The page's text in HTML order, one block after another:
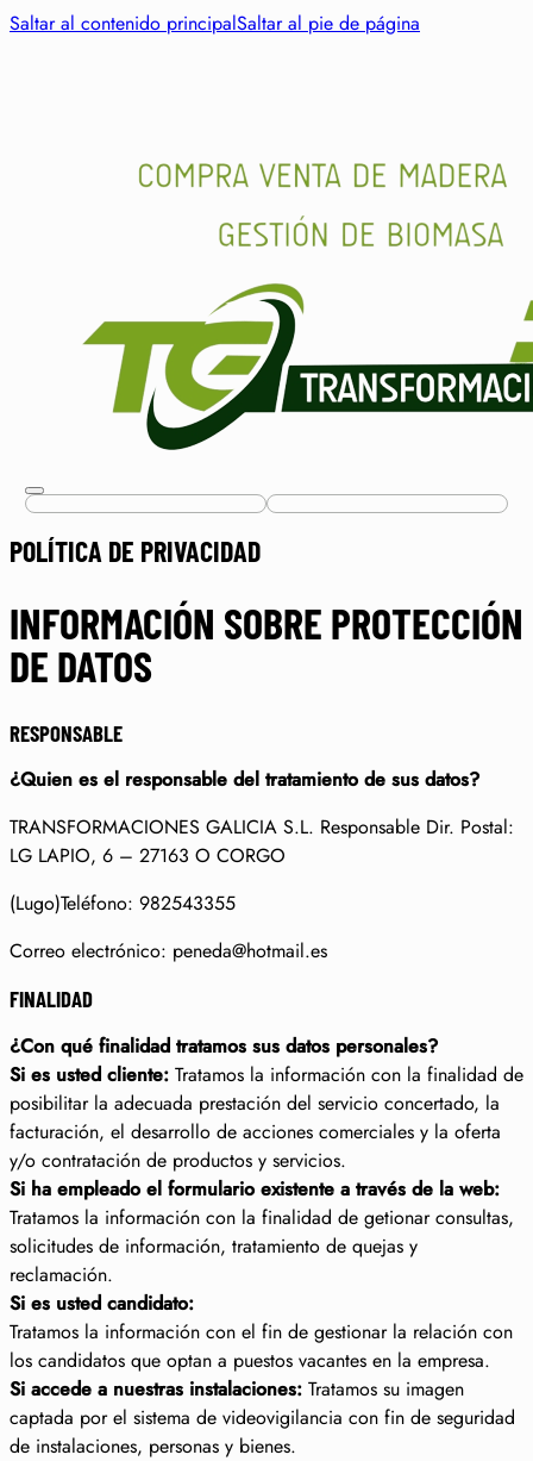
Saltar al contenido principalSaltar al pie de página
POLÍTICA DE PRIVACIDAD
INFORMACIÓN SOBRE PROTECCIÓN
DE DATOS
RESPONSABLE
¿Quien es el responsable del tratamiento de sus datos?
TRANSFORMACIONES GALICIA S.L. Responsable Dir. Postal:
LG LAPIO, 6 – 27163 O CORGO
(Lugo)Teléfono: 982543355
Correo electrónico: peneda@hotmail.es
FINALIDAD
¿Con qué finalidad tratamos sus datos personales?
Si es usted cliente: Tratamos la información con la finalidad de
posibilitar la adecuada prestación del servicio concertado, la
facturación, el desarrollo de acciones comerciales y la oferta
y/o contratación de productos y servicios.
Si ha empleado el formulario existente a través de la web:
Tratamos la información con la finalidad de getionar consultas,
solicitudes de información, tratamiento de quejas y
reclamación.
Si es usted candidato:
Tratamos la información con el fin de gestionar la relación con
los candidatos que optan a puestos vacantes en la empresa.
Si accede a nuestras instalaciones: Tratamos su imagen
captada por el sistema de videovigilancia con fin de seguridad
de instalaciones, personas y bienes.